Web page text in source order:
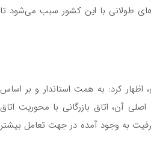
طولانی با این کشور سبب می‌شود تا
کرد: به همت استاندار و بر اساس
آن، اتاق بازرگانی با محوریت اتاق
به وجود آمده در جهت تعامل بیشتر